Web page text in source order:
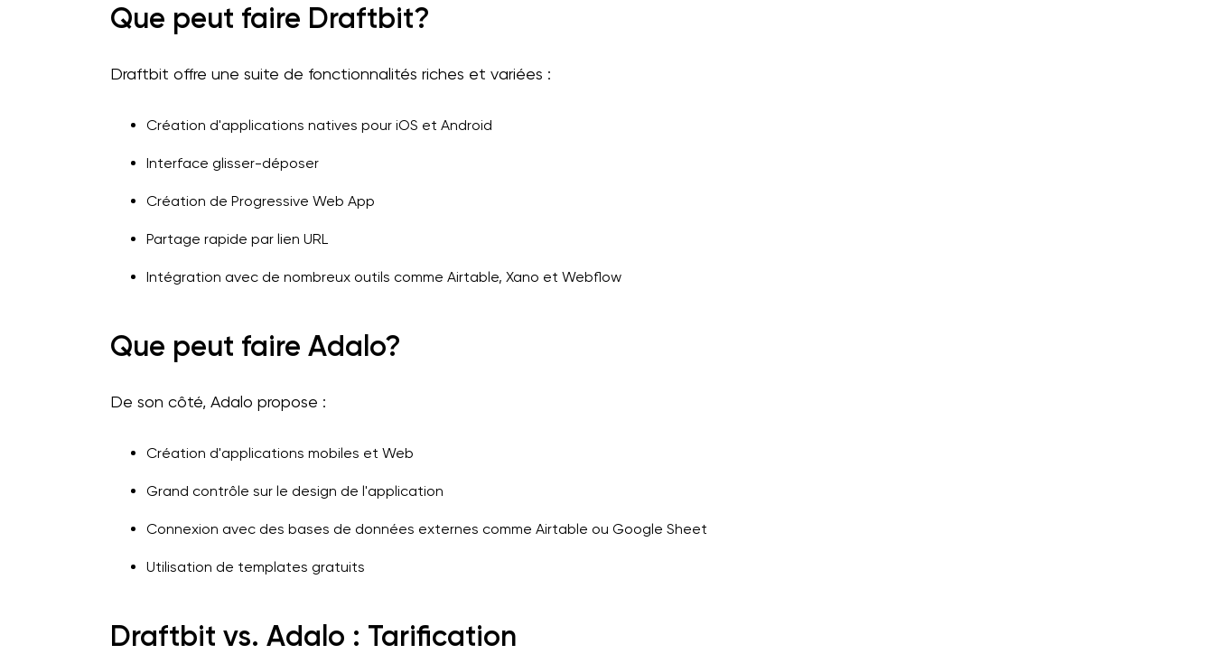
Que peut faire Draftbit?
Draftbit offre une suite de fonctionnalités riches et variées :
Création d'applications natives pour iOS et Android
Interface glisser-déposer
Création de Progressive Web App
Partage rapide par lien URL
Intégration avec de nombreux outils comme Airtable, Xano et Webflow
Que peut faire Adalo?
De son côté, Adalo propose :
Création d'applications mobiles et Web
Grand contrôle sur le design de l'application
Connexion avec des bases de données externes comme Airtable ou Google Sheet
Utilisation de templates gratuits
Draftbit vs. Adalo : Tarification